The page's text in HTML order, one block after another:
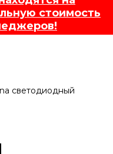
стоимость
светодиодный